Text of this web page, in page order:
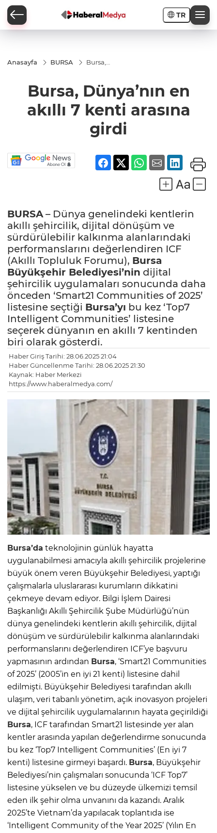
TR
Anasayfa BURSA
Bursa,
kenti
arasına
Bursa, Dünya’nın en
akıllı 7 kenti arasına
girdi
BURSA– Dünya genelindeki kentlerin
akıllı şehircilik, dijital dönüşüm ve
sürdürülebilir kalkınma alanlarındaki
performanslarını değerlendiren ICF
(Akıllı Topluluk Forumu), Bursa
Büyükşehir Belediyesi’nin dijital
şehircilik uygulamaları sonucunda daha
önceden ‘Smart21 Communities of 2025’
listesine seçtiği Bursa’yı bu kez ‘Top7
Intelligent Communities’ listesine
seçerek dünyanın en akıllı 7 kentinden
biri olarak gösterdi.
Haber Giriş Tarihi: 28.06.2025 21:04
Haber Güncellenme Tarihi: 28.06.2025 21:30
Kaynak: Haber Merkezi
https://www.haberalmedya.com/
Bursa’da teknolojinin günlük hayatta
uygulanabilmesi amacıyla akıllı şehircilik projelerine
büyük önem veren Büyükşehir Belediyesi, yaptığı
çalışmalarla uluslararası kurumların dikkatini
çekmeye devam ediyor. Bilgi İşlem Dairesi
Başkanlığı Akıllı Şehircilik Şube Müdürlüğü’nün
dünya genelindeki kentlerin akıllı şehircilik, dijital
dönüşüm ve sürdürülebilir kalkınma alanlarındaki
performanslarını değerlendiren ICF’ye başvuru
yapmasının ardından Bursa, ‘Smart21 Communities
of 2025’ (2005’in en iyi 21 kenti) listesine dahil
edilmişti. Büyükşehir Belediyesi tarafından akıllı
ulaşım, veri tabanlı yönetim, açık inovasyon projeleri
ve dijital şehircilik uygulamalarının hayata geçirildiği
Bursa, ICF tarafından Smart21 listesinde yer alan
kentler arasında yapılan değerlendirme sonucunda
bu kez ‘Top7 Intelligent Communities’ (En iyi 7
kenti) listesine girmeyi başardı. Bursa, Büyükşehir
Belediyesi’nin çalışmaları sonucunda ‘ICF Top7’
listesine yükselen ve bu düzeyde ülkemizi temsil
eden ilk şehir olma unvanını da kazandı. Aralık
2025’te Vietnam’da yapılacak toplantıda ise
‘Intelligent Community of the Year 2025’ (Yılın En